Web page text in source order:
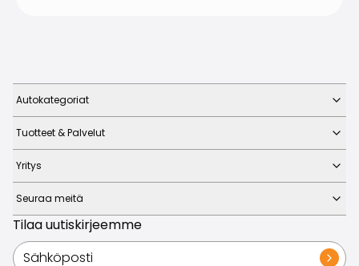
Autokategoriat
Tuotteet & Palvelut
Yritys
Seuraa meitä
Tilaa uutiskirjeemme